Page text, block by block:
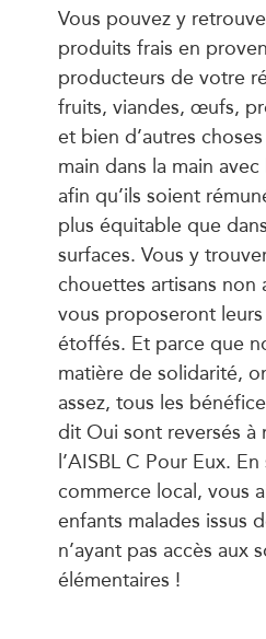
Vous pouvez y
produits frais en
producteurs de votre
fruits, viandes, œufs,
et bien d’autres
main dans la main
afin qu’ils soient
plus équitable que
surfaces. Vous y
chouettes artisans non
vous proposeront
étoffés. Et parce que
matière de solidarité,
assez, tous les
dit Oui sont reversés à
l’AISBL C Pour Eux.
commerce local, vous
enfants malades issus
n’ayant pas accès aux
élémentaires !